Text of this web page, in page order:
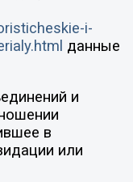
i-
данные
и
в
или